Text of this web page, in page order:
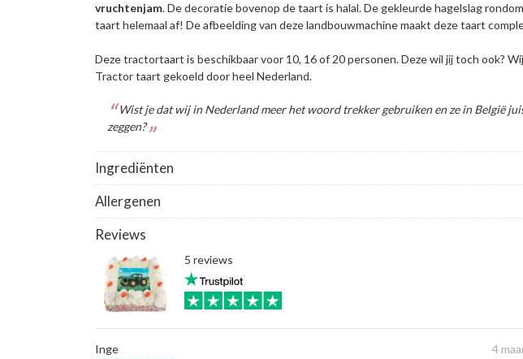
vruchtenjam. De decoratie bovenop de taart is halal. De gekleurde hagelslag
taart helemaal af! De afbeelding van deze landbouwmachine maakt deze taart
Deze tractortaart is beschikbaar voor 10, 16 of 20 personen. Deze wil jij toch ook?
Tractor taart gekoeld door heel Nederland.
Ingrediënten
Allergenen
Wist je dat wij in Nederland meer het woord trekker gebruiken en ze in België
zeggen?
Reviews
5 reviews
Inge 4